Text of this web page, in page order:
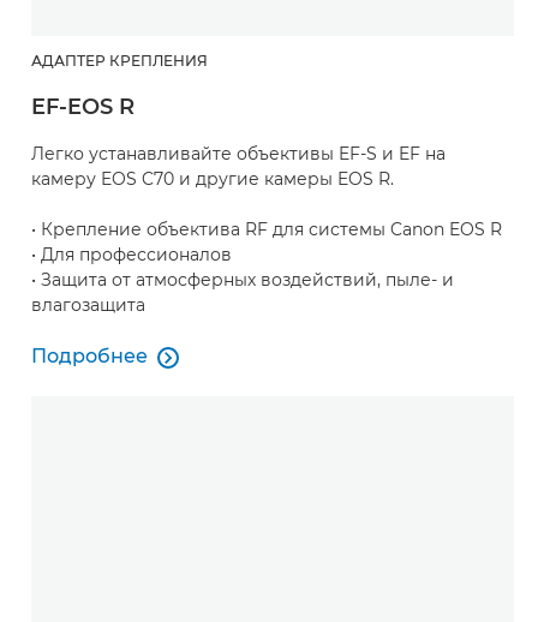
АДАПТЕР КРЕПЛЕНИЯ
EF-EOS R
Легко устанавливайте объективы EF-S и EF на
камеру EOS C70 и другие камеры EOS R.
• Крепление объектива RF для системы Canon EOS R
• Для профессионалов
• Защита от атмосферных воздействий, пыле- и
влагозащита
Подробнее
Подробнее
